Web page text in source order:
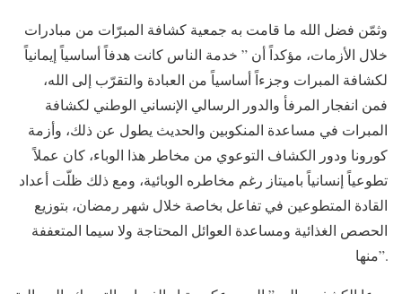
وثمّن فضل الله ما قامت به جمعية كشافة المبرّات من مبادرات
خلال الأزمات، مؤكداً أن ” خدمة الناس كانت هدفاً أساسياً إيمانياً
لكشافة المبرات وجزءاً أساسياً من العبادة والتقرّب إلى الله،
فمن انفجار المرفأ والدور الرسالي الإنساني الوطني لكشافة
المبرات في مساعدة المنكوبين والحديث يطول عن ذلك، وأزمة
كورونا ودور الكشاف التوعوي من مخاطر هذا الوباء، كان عملاً
تطوعياً إنسانياً باميتاز رغم مخاطره الوبائية، ومع ذلك ظلّت أعداد
القادة المتطوعين في تفاعل بخاصة خلال شهر رمضان، بتوزيع
الحصص الغذائية ومساعدة العوائل المحتاجة ولا سيما المتعففة
منها”.